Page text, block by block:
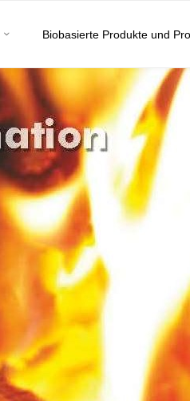
Biobasierte Produkte und